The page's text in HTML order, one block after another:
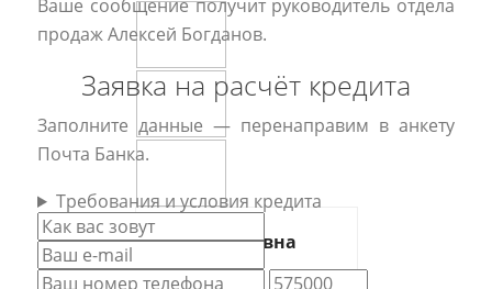
Баня из бревна
"Перун"
Ваше сообщение получит руководитель отдела
продаж Алексей Богданов.
Заявка на расчёт кредита
Заполните данные — перенаправим в анкету
Почта Банка.
Требования и условия кредита